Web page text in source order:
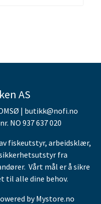
AS
| butikk@nofi.no
NO 937 637 020
fiskeutstyr, arbeidsklær,
fra
Vårt mål er å sikre
til alle dine behov.
byMystore.no